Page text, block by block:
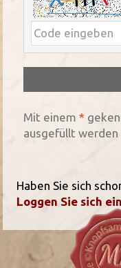
Mit einem*
ausgefüllt werden
Haben Sie sich
Loggen Sie sich ein